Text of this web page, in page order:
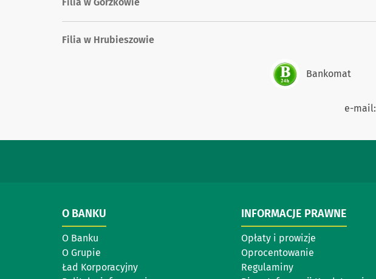
Filia w Gorzkowie
Filia w Hrubieszowie
Bankomat
e-mail:
O BANKU
O Banku
O Grupie
Ład Korporacyjny
INFORMACJE PRAWNE
Opłaty i prowizje
Oprocentowanie
Regulaminy